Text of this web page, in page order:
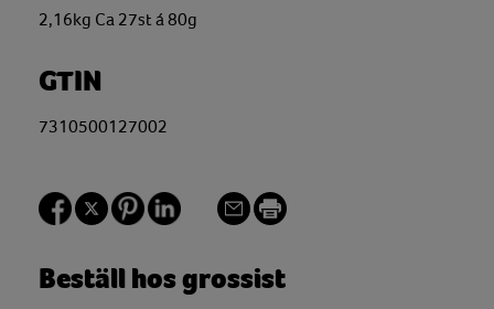
2,16kg Ca 27st á 80g
GTIN
7310500127002
Beställ hos grossist